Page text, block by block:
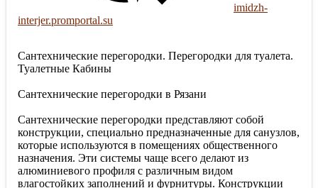
imidzh-
interjer.promportal.su
Сантехнические перегородки. Перегородки для туалета.
Туалетные Кабины
Сантехнические перегородки в Рязани
Сантехнические перегородки представляют собой
конструкции, специально предназначенные для санузлов,
которые используются в помещениях общественного
назначения. Эти системы чаще всего делают из
алюминиевого профиля с различным видом
влагостойких заполнений и фурнитуры. Конструкции